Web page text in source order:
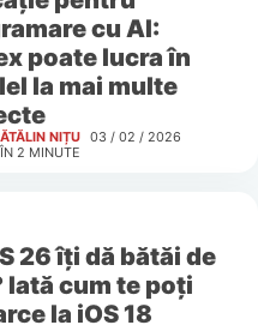
cu AI:
poate lucra în
la mai multe
NIȚU 03 / 02 / 2026
2 MINUTE
26 îți dă bătăi de
Iată cum te poți
la iOS 18